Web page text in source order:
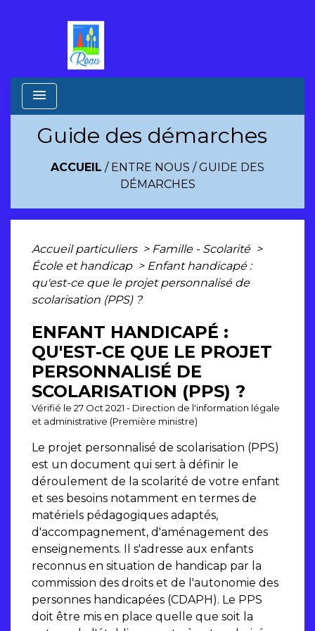
menu
Guide des démarches
ACCUEIL / ENTRE NOUS /GUIDE DES
DÉMARCHES
Accueil particuliers > Famille - Scolarité >
École et handicap > Enfant handicapé :
qu'est-ce que le projet personnalisé de
scolarisation (PPS) ?
ENFANT HANDICAPÉ :
QU'EST-CE QUE LE PROJET
PERSONNALISÉ DE
SCOLARISATION (PPS) ?
Vérifié le 27 Oct 2021 - Direction de l'information légale
et administrative (Première ministre)
Le projet personnalisé de scolarisation (PPS)
est un document qui sert à définir le
déroulement de la scolarité de votre enfant
et ses besoins notamment en termes de
matériels pédagogiques adaptés,
d'accompagnement, d'aménagement des
enseignements. Il s'adresse aux enfants
reconnus en situation de handicap par la
commission des droits et de l'autonomie des
personnes handicapées (CDAPH). Le PPS
doit être mis en place quelle que soit la